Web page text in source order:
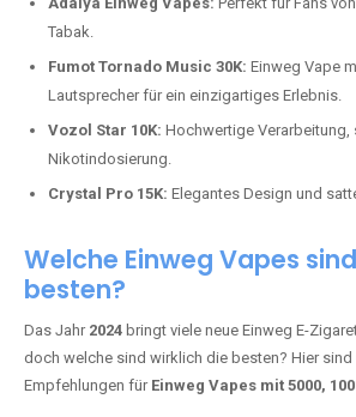
Tabak.
Fumot Tornado Music 30K: Einweg Vape
Lautsprecher für ein einzigartiges Erlebnis.
Vozol Star 10K: Hochwertige Verarbeitung,
Nikotindosierung.
Crystal Pro 15K: Elegantes Design und
Welche Einweg Vapes
besten?
Das Jahr 2024 bringt viele neue Einweg E-
doch welche sind wirklich die besten? Hier sind
Empfehlungen für Einweg Vapes mit 5000,